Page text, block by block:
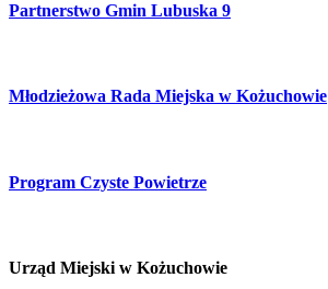
Partnerstwo Gmin Lubuska 9
Młodzieżowa Rada Miejska w Kożuchowie
Program Czyste Powietrze
Urząd Miejski w Kożuchowie